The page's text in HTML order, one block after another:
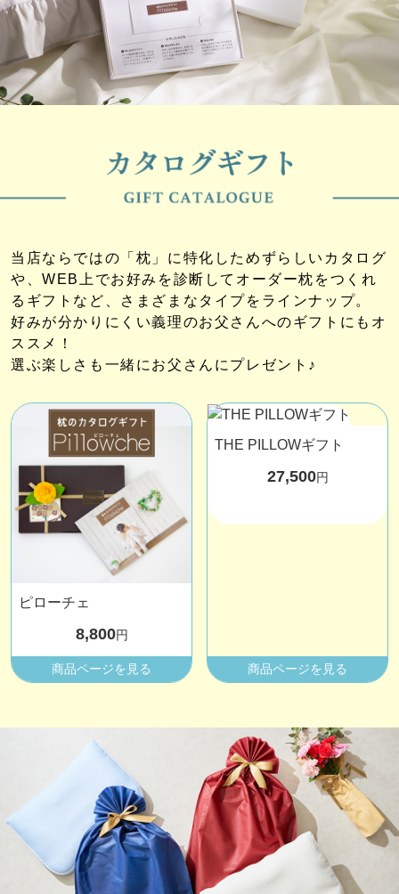
当店ならではの「枕」に特化しためずらしいカタログ
や、WEB上でお好みを診断してオーダー枕をつくれ
るギフトなど、さまざまなタイプをラインナップ。
好みが分かりにくい義理のお父さんへのギフトにもオ
ススメ！
選ぶ楽しさも一緒にお父さんにプレゼント♪
ピローチェ
8,800円
商品ページを見る
THE PILLOWギフト
27,500円
商品ページを見る